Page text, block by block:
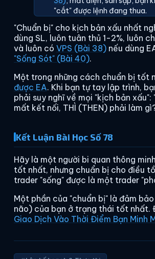
"cắt" được lệnh đang thua.
"Chuẩn bị" cho kịch bản xấu nhất
dùng SL, luôn tuân thủ 1-2%, luôn
và luôn có VPS (Bài 38)nếu dùng
"Sống Sót" (Bài 40).
Một trong những cách chuẩn bị tốt
được EA. Khi bạn tự tay lập trình,
phải suy nghĩ về mọi "kịch bản xấu":
mất kết nối, THÌ (THEN) phải làm
Kết Luận Bài Học Số 78
Hãy là một người bi quan thông
tốt nhất, nhưng chuẩn bị cho điều
trader "sống" được là một trader
Một phần của "chuẩn bị" là đảm
não) của bạn ở trạng thái tốt nhất.
Giao Dịch Vào Thời Điểm Bạn Minh